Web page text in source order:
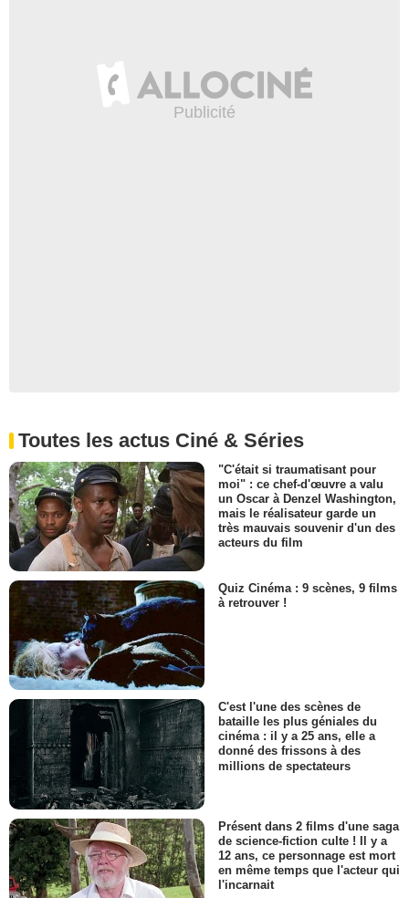
Toutes les actus Ciné & Séries
"C'était si traumatisant pour
moi" : ce chef-d'œuvre a valu
un Oscar à Denzel Washington,
mais le réalisateur garde un
très mauvais souvenir d'un des
acteurs du film
Quiz Cinéma : 9 scènes, 9 films
à retrouver !
C'est l'une des scènes de
bataille les plus géniales du
cinéma : il y a 25 ans, elle a
donné des frissons à des
millions de spectateurs
Présent dans 2 films d'une saga
de science-fiction culte ! Il y a
12 ans, ce personnage est mort
en même temps que l'acteur qui
l'incarnait